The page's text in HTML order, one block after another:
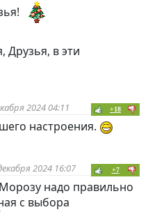
Друзья, в эти
2024 04:11 +18
настроения.
2024 16:07 +7
надо правильно
с выбора